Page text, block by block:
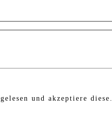
gelesen und akzeptiere diese.